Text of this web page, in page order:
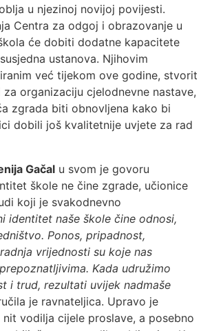
u njezinoj novijoj povijesti.
Centra za odgoj i obrazovanje u
će dobiti dodatne kapacitete
ustanova. Njihovim
već tijekom ove godine, stvorit
organizaciju cjelodnevne nastave,
zgrada biti obnovljena kako bi
dobili još kvalitetnije uvjete za rad
Gačal u svom je govoru
škole ne čine zgrade, učionice
koji je svakodnevno
identitet naše škole čine odnosi,
Ponos, pripadnost,
vrijednosti su koje nas
Kada udružimo
i trud, rezultati uvijek nadmaše
je ravnateljica. Upravo je
vodilja cijele proslave, a posebno